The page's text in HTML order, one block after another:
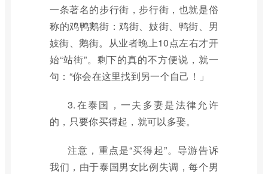
一条著名的步行街，步行街，也就是俗
称的鸡鸭鹅街：鸡街、妓街、鸭街、男
妓街、鹅街。从业者晚上10点左右才开
始“站街”。剩下的真的不方便说，就一
句：“你会在这里找到另一个自己！」
3.在泰国，一夫多妻是法律允许
的，只要你买得起，就可以多娶。
注意，重点是“买得起”。导游告诉
我们，由于泰国男女比例失调，每个男